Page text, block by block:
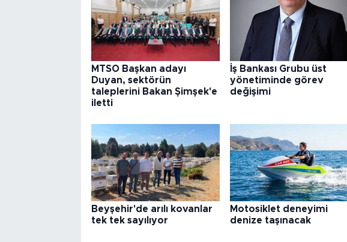
MTSO Başkan adayı
Duyan, sektörün
taleplerini Bakan Şimşek'e
iletti
İş Bankası Grubu üst
yönetiminde görev
değişimi
Beyşehir'de arılı kovanlar
tek tek sayılıyor
Motosiklet deneyimi
denize taşınacak